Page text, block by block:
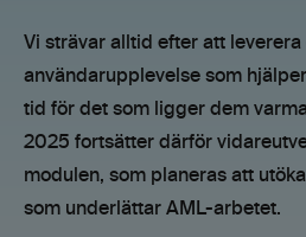
Vi strävar alltid efter att
användarupplevelse som
tid för det som ligger dem
2025 fortsätter därför
modulen, som planeras att
som underlättar AML-arbetet.